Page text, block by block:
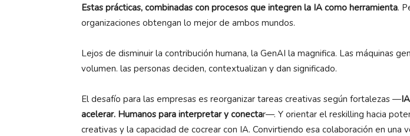
Estas prácticas, combinadas con procesos que integren la IA como herramienta.
organizaciones obtengan lo mejor de ambos mundos.
Lejos de disminuir la contribución humana, la GenAI la magnifica. Las máquinas
volumen. las personas deciden, contextualizan y dan significado.
El desafío para las empresas es reorganizar tareas creativas según fortalezas —
acelerar. Humanos para interpretar y conectar—. Y orientar el reskilling hacia
creativas y la capacidad de cocrear con IA. Convirtiendo esa colaboración en una